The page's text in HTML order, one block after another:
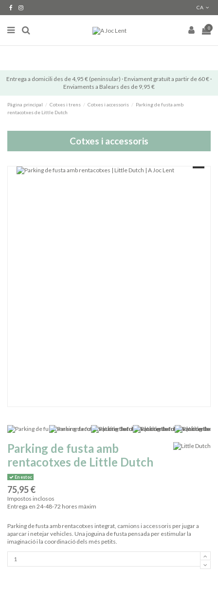
CA
0
Entrega a domicili des de 4,95 € (peninsular) · Enviament gratuït a partir de 60 € ·
Enviaments a Balears des de 9,95 €
Pàgina principal Cotxes i trens Cotxes i accessoris
Parking de fusta amb
rentacotxes de Little Dutch
Cotxes i accessoris
Parking de fusta amb
rentacotxes de Little Dutch
En estoc
75,95 €
Impostos inclosos
Entrega en 24-48-72 hores màxim
Parking de fusta amb rentacotxes integrat, camions i accessoris per jugar a
aparcar i netejar vehicles. Una joguina de fusta pensada per estimular la
imaginació i la coordinació dels més petits.